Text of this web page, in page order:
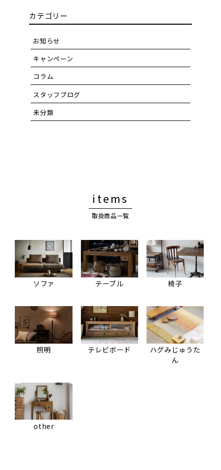
カテゴリー
お知らせ
キャンペーン
コラム
スタッフブログ
未分類
items
取扱商品一覧
ソファ テーブル 椅子
照明 テレビボード
ハグみじゅうた
ん
other